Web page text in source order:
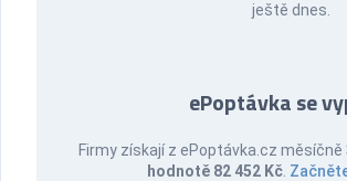
ještě dnes.
ePoptávka se
Firmy získají z ePoptávka.cz měsíčně
hodnotě 82 452 Kč